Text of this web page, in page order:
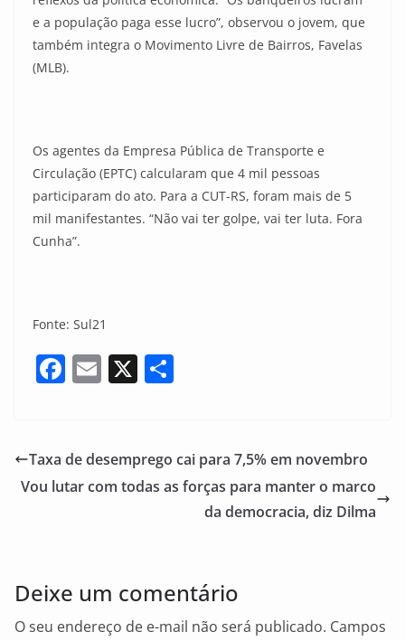
e a população paga esse lucro”, observou o jovem, que
também integra o Movimento Livre de Bairros, Favelas
(MLB).
Os agentes da Empresa Pública de Transporte e
Circulação (EPTC) calcularam que 4 mil pessoas
participaram do ato. Para a CUT-RS, foram mais de 5
mil manifestantes. “Não vai ter golpe, vai ter luta. Fora
Cunha”.
Fonte: Sul21
F
e
b
E
l
X
e
Taxa de desemprego cai para 7,5% em novembro
Vou lutar com todas as forças para manter o marco
da democracia, diz Dilma
Deixe um comentário
O seu endereço de e-mail não será publicado. Campos